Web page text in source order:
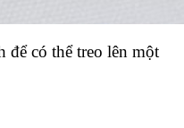
có thể treo lên một